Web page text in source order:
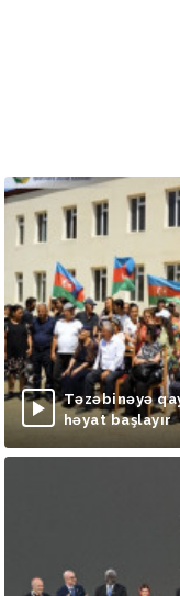
Təzəbinəyə
həyat başlayır